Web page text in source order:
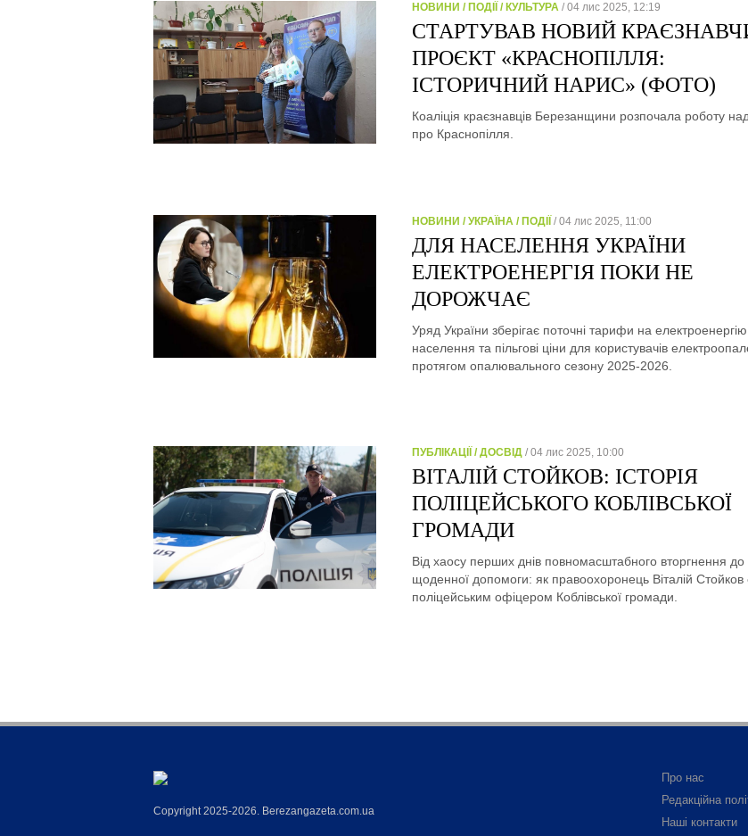
НОВИНИ / ПОДІЇ / КУЛЬТУРА / 04 лис 2025, 12:19
СТАРТУВАВ НОВИЙ
ПРОЄКТ «КРАСНОПІЛЛЯ:
ІСТОРИЧНИЙ НАРИС» (ФОТО)
Коаліція краєзнавців Березанщини розпочала роботу
про Краснопілля.
НОВИНИ / УКРАЇНА / ПОДІЇ / 04 лис 2025, 11:00
ДЛЯ НАСЕЛЕННЯ УКРАЇНИ
ЕЛЕКТРОЕНЕРГІЯ ПОКИ НЕ
ДОРОЖЧАЄ
Уряд України зберігає поточні тарифи на
населення та пільгові ціни для користувачів
протягом опалювального сезону 2025-2026.
ПУБЛІКАЦІЇ / ДОСВІД / 04 лис 2025, 10:00
ВІТАЛІЙ СТОЙКОВ: ІСТОРІЯ
ПОЛІЦЕЙСЬКОГО КОБЛІВСЬКОЇ
ГРОМАДИ
Від хаосу перших днів повномасштабного вторгнення до
щоденної допомоги: як правоохоронець Віталій Стойков
поліцейським офіцером Коблівської громади.
Copyright 2025-2026. Berezangazeta.com.ua
Про нас
Редакційна
Наші контакти